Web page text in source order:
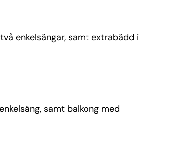
enkelsängar, samt extrabädd i
samt balkong med